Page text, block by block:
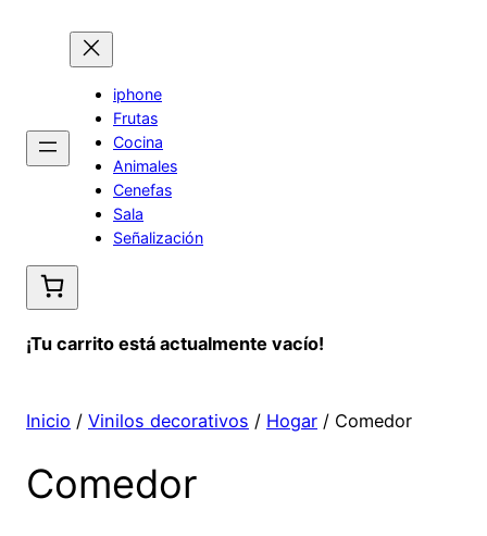
contenido
iphone
Frutas
Cocina
Animales
Cenefas
Sala
Señalización
¡Tu carrito está actualmente vacío!
Inicio / Vinilos decorativos / Hogar / Comedor
Comedor